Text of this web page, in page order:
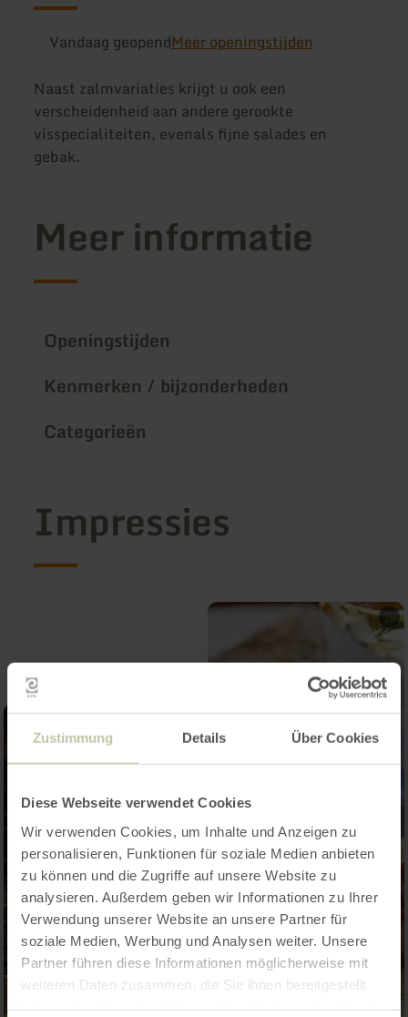
Zustimmung Details Über Cookies
Diese Webseite verwendet Cookies
Wir verwenden Cookies, um Inhalte und Anzeigen zu
personalisieren, Funktionen für soziale Medien anbieten
zu können und die Zugriffe auf unsere Website zu
analysieren. Außerdem geben wir Informationen zu Ihrer
Verwendung unserer Website an unsere Partner für
soziale Medien, Werbung und Analysen weiter. Unsere
Partner führen diese Informationen möglicherweise mit
weiteren Daten zusammen, die Sie ihnen bereitgestellt
Vandaag geopendMeer openingstijden
Naast zalmvariaties krijgt u ook een
verscheidenheid aan andere gerookte
visspecialiteiten, evenals fijne salades en
gebak.
Meer informatie
Openingstijden
Kenmerken / bijzonderheden
Categorieën
Impressies